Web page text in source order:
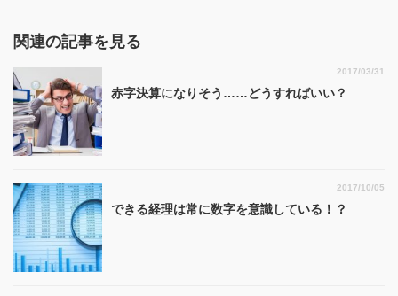
関連の記事を見る
赤字決算になりそう……どうすればいい？
2017/03/31
できる経理は常に数字を意識している！？
2017/10/05